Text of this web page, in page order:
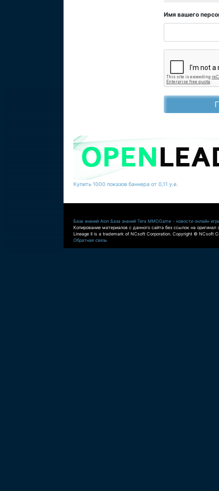
Имя вашего
Купить 1000 показов баннера от 0,11 у.е.
База знаний Aion База знаний Tera MMOGame - новости онлайн
Копирование материалов с данного сайта без ссылок на оригинал
Lineage II is a trademark of NCsoft Corporation. Copyright © NCsoft
Обратная связь